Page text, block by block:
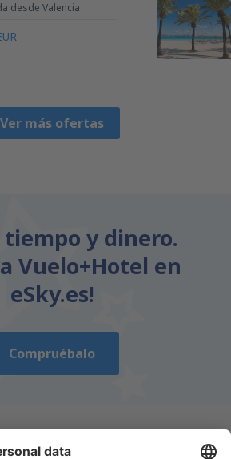
desde Valencia
Ver más ofertas
y dinero.
Vuelo+Hotel en
eSky.es!
Compruébalo